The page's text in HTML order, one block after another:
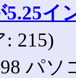
5.25イ
215)
パ